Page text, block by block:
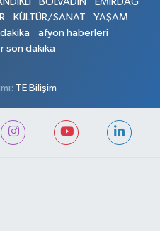
KÜLTÜR/SANAT
YAŞAM
afyon haberleri
son dakika
TE Bilişim